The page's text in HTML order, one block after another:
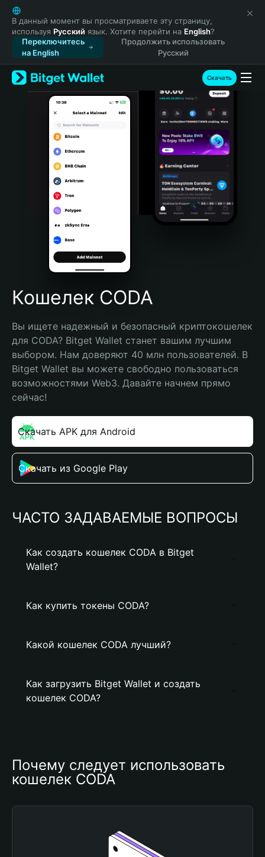
English
日本語
Tiếng Việt
Русский
Español (Latinoamérica)
Türkçe
Italiano
Português (Portugal)
Bahasa Indonesia
Português (Brasil)
Español (Argentina)
В данный момент вы просматриваете эту страницу,
используя Русский язык. Хотите перейти на English?
Переключитесь
на English
Продолжить использовать
Русский
Скачать
Кошелек CODA
Вы ищете надежный и безопасный криптокошелек
для CODA? Bitget Wallet станет вашим лучшим
выбором. Нам доверяют 40 млн пользователей. В
Bitget Wallet вы можете свободно пользоваться
возможностями Web3. Давайте начнем прямо
сейчас!
Скачать APK для Android
Скачать из Google Play
ЧАСТО ЗАДАВАЕМЫЕ ВОПРОСЫ
Как создать кошелек CODA в Bitget
Wallet?
Как купить токены CODA?
Какой кошелек CODA лучший?
Как загрузить Bitget Wallet и создать
кошелек CODA?
Почему следует использовать
кошелек CODA